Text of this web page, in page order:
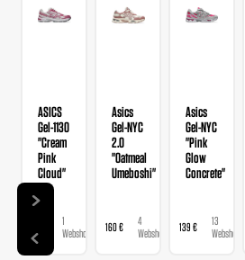
ASICS
Gel-1130
"Cream
Pink
Cloud"
1
Webshop
Asics
Gel-NYC
2.0
"Oatmeal
Umeboshi"
160 €
4
Webshops
Asics
Gel-NYC
"Pink
Glow
Concrete"
139 €
13
Webshops